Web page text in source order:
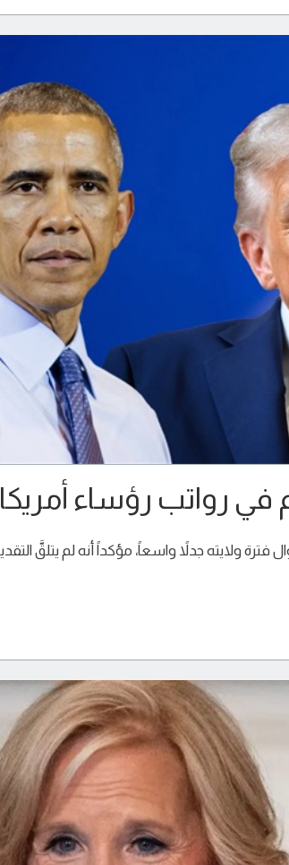
في رواتب رؤساء
فترة ولايته جدلاً واسعاً، مؤكداً أنه لم يتلقَّ